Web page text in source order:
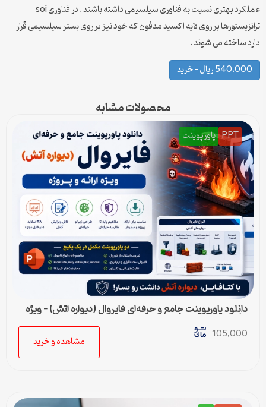
عملکرد بهتری نسبت به فناوری سیلسیمی داشته باشند . در فناوری soi
ترانزیستورها بر روی لایه اکسید مدفون که خود نیز بر روی بستر سیلسیمی قرار
دارد ساخته می شوند .
540,000 ریال – خرید
محصولات مشابه
PPT پاورپوینت
دانلود پاورپوینت جامع و حرفه‌ای فایروال (دیواره آتش) – ویژه
ارائه و پروژه
105,000
مشاهده و خرید